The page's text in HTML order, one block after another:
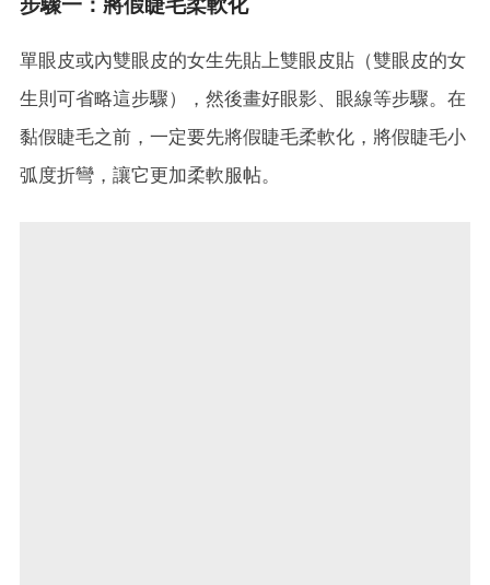
單眼皮或內雙眼皮的女生先貼上雙眼皮貼（雙眼皮的女
生則可省略這步驟），然後畫好眼影、眼線等步驟。在
黏假睫毛之前，一定要先將假睫毛柔軟化，將假睫毛小
弧度折彎，讓它更加柔軟服帖。